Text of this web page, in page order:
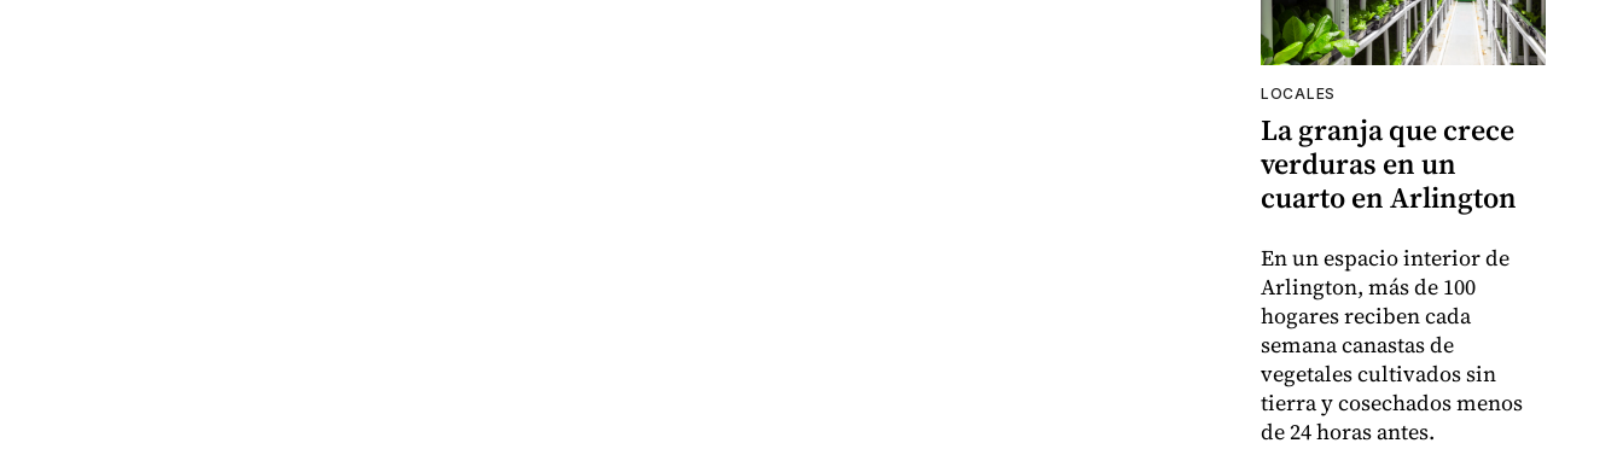
LOCALES
La granja que crece
verduras en un
cuarto en Arlington
En un espacio interior de
Arlington, más de 100
hogares reciben cada
semana canastas de
vegetales cultivados sin
tierra y cosechados menos
de 24 horas antes.